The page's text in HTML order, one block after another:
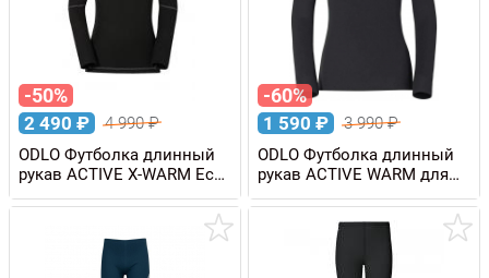
-50%
2 490 ₽ 4 990₽
ODLO Футболка длинный
рукав ACTIVE X-WARM Eco
KIDS детская
-60%
1 590 ₽ 3 990₽
ODLO Футболка длинный
рукав ACTIVE WARM для
девочек